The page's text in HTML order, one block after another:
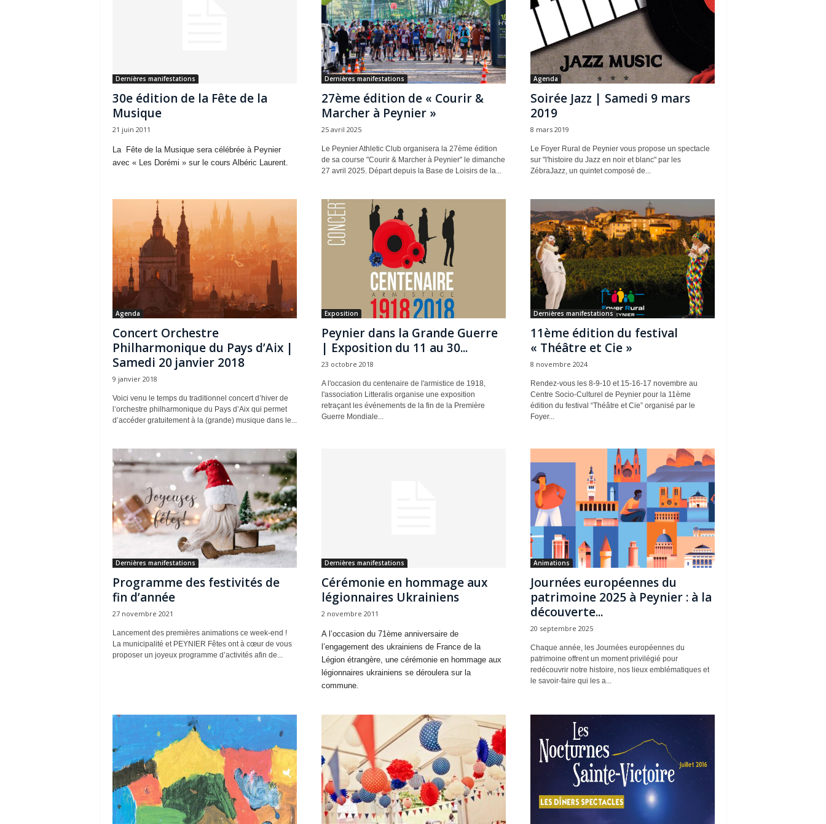
Dernières manifestations
30e édition de la Fête de la
Musique
21 juin 2011
La Fête de la Musique sera célébrée à Peynier
avec « Les Dorémi » sur le cours Albéric Laurent.
Dernières manifestations
27ème édition de « Courir &
Marcher à Peynier »
25 avril 2025
Le Peynier Athletic Club organisera la 27ème édition
de sa course "Courir & Marcher à Peynier" le dimanche
27 avril 2025. Départ depuis la Base de Loisirs de la...
Agenda
Soirée Jazz | Samedi 9 mars
2019
8 mars 2019
Le Foyer Rural de Peynier vous propose un spectacle
sur "l'histoire du Jazz en noir et blanc" par les
ZébraJazz, un quintet composé de...
Agenda
Concert Orchestre
Philharmonique du Pays d’Aix |
Samedi 20 janvier 2018
9 janvier 2018
Voici venu le temps du traditionnel concert d’hiver de
l’orchestre philharmonique du Pays d’Aix qui permet
d’accéder gratuitement à la (grande) musique dans le...
Exposition
Peynier dans la Grande Guerre
| Exposition du 11 au 30...
23 octobre 2018
A l'occasion du centenaire de l'armistice de 1918,
l'association Litteralis organise une exposition
retraçant les événements de la fin de la Première
Guerre Mondiale...
Dernières manifestations
11ème édition du festival
« Théâtre et Cie »
8 novembre 2024
Rendez-vous les 8-9-10 et 15-16-17 novembre au
Centre Socio-Culturel de Peynier pour la 11ème
édition du festival “Théâtre et Cie” organisé par le
Foyer...
Dernières manifestations
Programme des festivités de
fin d’année
27 novembre 2021
Lancement des premières animations ce week-end !
La municipalité et PEYNIER Fêtes ont à cœur de vous
proposer un joyeux programme d’activités afin de...
Dernières manifestations
Cérémonie en hommage aux
légionnaires Ukrainiens
2 novembre 2011
A l’occasion du 71ème anniversaire de
l’engagement des ukrainiens de France de la
Légion étrangère, une cérémonie en hommage aux
légionnaires ukrainiens se déroulera sur la
commune.
Animations
Journées européennes du
patrimoine 2025 à Peynier : à la
découverte...
20 septembre 2025
Chaque année, les Journées européennes du
patrimoine offrent un moment privilégié pour
redécouvrir notre histoire, nos lieux emblématiques et
le savoir-faire qui les a...